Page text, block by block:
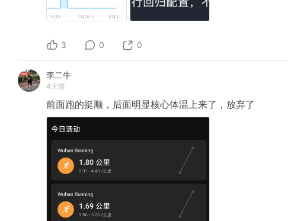
3 0 0
李二牛
4天前
前面跑的挺顺，后面明显核心体温上来了，放弃了